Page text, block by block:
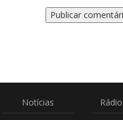
Notícias Rádio